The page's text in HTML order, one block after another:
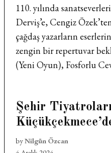
110. yılında
Derviş’e, Cengiz
çağdaş yazarların
zengin bir repertuvar
(Yeni Oyun), Fosforlu
Şehir
byNilgün Özcan